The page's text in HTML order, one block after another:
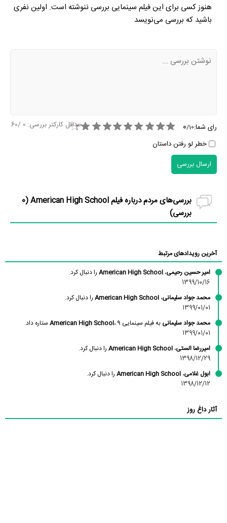
هنوز کسی برای این فیلم سینمایی بررسی ننوشته است. اولین نفری
باشید که بررسی می‌نویسد
رای شما: 0/10
خطر لو رفتن داستان
حداقل کارکتر بررسی: 0
/60
ارسال بررسی
بررسی‌های مردم درباره فیلم American High School (
0
بررسی)
آخرین رویدادهای مرتبط
امیر حسین رحیمی، American High School را دنبال کرد.
1399/10/16
محمد جواد سلیمانی، American High School را دنبال کرد.
1399/01/01
محمد جواد سلیمانی به فیلم سینمایی American High School، 9 ستاره داد.
1399/01/01
امیررضا الستی، American High School را دنبال کرد.
1398/12/29
ابول غلامی، American High School را دنبال کرد.
1398/12/12
آثار داغ روز